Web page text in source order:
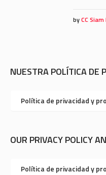
byCC
NUESTRA POLÍTICA DE
Política de privacidad y
OUR PRIVACY POLICY
Política de privacidad y